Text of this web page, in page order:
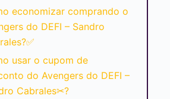
economizar comprando o
do DEFI – Sandro
usar o cupom de
do Avengers do DEFI –
Cabrales✂?